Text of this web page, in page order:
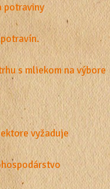
potraviny
s mliekom na výbore
vyžaduje